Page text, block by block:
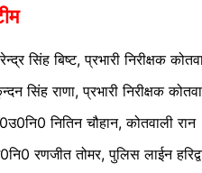
सिंह बिष्ट, प्रभारी निरीक्षक
सिंह राणा, प्रभारी निरीक्षक
नितिन चौहान, कोतवाली रान
रणजीत तोमर, पुलिस लाईन